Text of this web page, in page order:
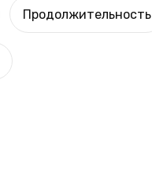
Продолжительность